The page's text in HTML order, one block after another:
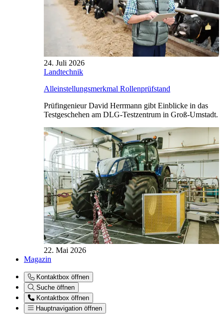
24. Juli 2026
Landtechnik
Alleinstellungsmerkmal Rollenprüfstand
Prüfingenieur David Herrmann gibt Einblicke in das
Testgeschehen am DLG-Testzentrum in Groß-Umstadt.
22. Mai 2026
Magazin
Kontaktbox öffnen
Suche öffnen
Kontaktbox öffnen
Hauptnavigation öffnen